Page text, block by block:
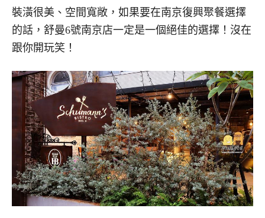
裝潢很美、空間寬敞，如果要在南京復興聚餐選擇
的話，舒曼6號南京店一定是一個絕佳的選擇！沒在
跟你開玩笑！